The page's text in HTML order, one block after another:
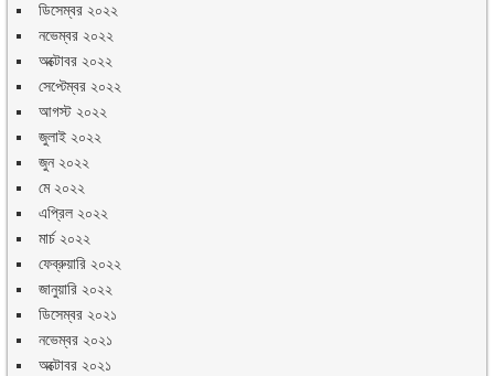
ডিসেম্বর ২০২২
নভেম্বর ২০২২
অক্টোবর ২০২২
সেপ্টেম্বর ২০২২
আগস্ট ২০২২
জুলাই ২০২২
জুন ২০২২
মে ২০২২
এপ্রিল ২০২২
মার্চ ২০২২
ফেব্রুয়ারি ২০২২
জানুয়ারি ২০২২
ডিসেম্বর ২০২১
নভেম্বর ২০২১
অক্টোবর ২০২১